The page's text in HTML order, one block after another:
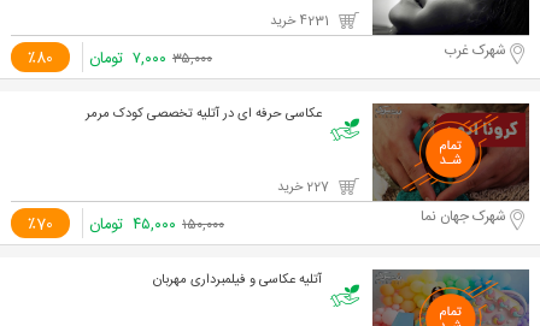
٪80 شهرک غرب ۳۵,۰۰۰ ۷,۰۰۰ تومان
عکاسی حرفه ای در آتلیه تخصصی کودک مرمر
٪70 شهرک جهان نما ۱۵۰,۰۰۰ ۴۵,۰۰۰ تومان
آتلیه عکاسی و فیلمبرداری مهربان